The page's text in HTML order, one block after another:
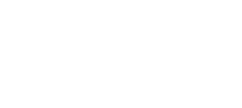
畠山謙
x.com/oinariiisan⁠ ⁠https://jobtales.